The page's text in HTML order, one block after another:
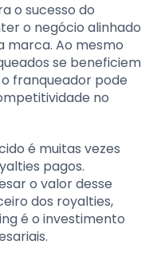
o sucesso do
o negócio alinhado
marca. Ao mesmo
se beneficiem
franqueador pode
no
é muitas vezes
pagos.
o valor desse
dos royalties,
é o investimento